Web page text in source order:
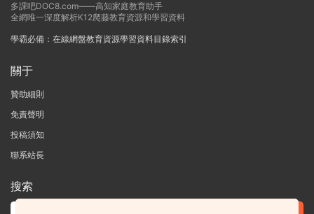
多課吧DOC8.com——高知家庭教育助手
全網唯一深度解析K12爬藤教育資源和學習資料
學霸必備：在線網盤教育資源學習資料目錄索引
關于
贊助細則
免責聲明
投稿須知
聯系站長
搜索